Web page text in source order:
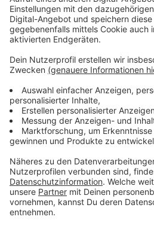
Die Polizei in NRW spricht
Kriminalitätsbereich von einem
Entwicklungen muss
wurden. Das Dunkelfeld dürfte
melden sich nicht, weil sie sich
allem für Privatleute. Für
anderes: Manche Firmen
offenlegen müssen, wenn sie
geworden sind.
Anzeige